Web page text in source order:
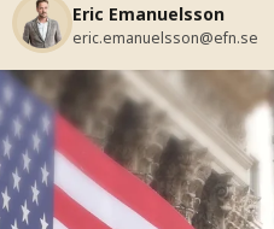
Eric Emanuelsson
eric.emanuelsson@efn.se